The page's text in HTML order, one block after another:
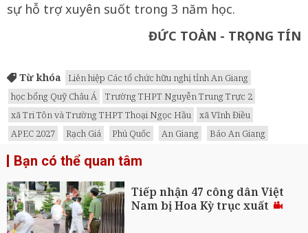
sự hỗ trợ xuyên suốt trong 3 năm học.
ĐỨC TOÀN - TRỌNG TÍN
Từ khóa
Liên hiệp Các tổ chức hữu nghị tỉnh An Giang
học bổng Quỹ Châu Á
Trường THPT Nguyễn Trung Trực 2
xã Tri Tôn và Trường THPT Thoại Ngọc Hầu
xã Vĩnh Điều
APEC 2027
Rạch Giá Phú Quốc An Giang Báo An Giang
Bạn có thể quan tâm
Tiếp nhận 47 công dân Việt
Nam bị Hoa Kỳ trục xuất